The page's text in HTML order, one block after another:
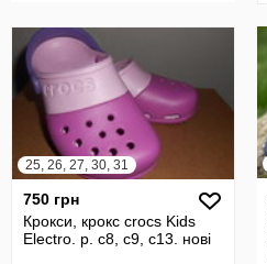
25, 26, 27, 30, 31
750 грн
Крокси, крокс crocs Kids
Electro. р. с8, с9, с13. нові